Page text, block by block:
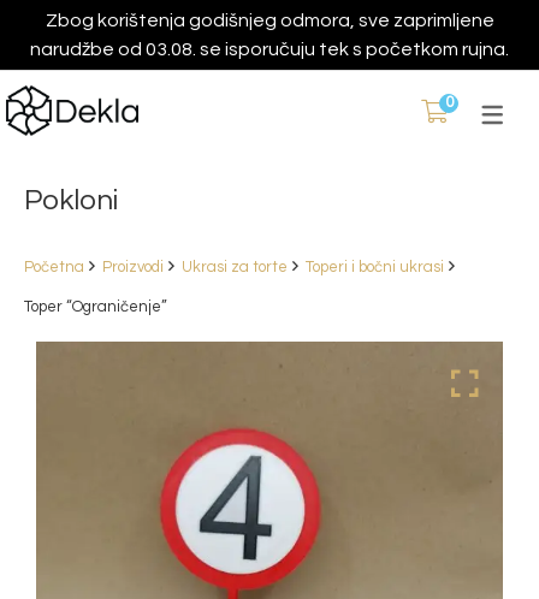
Zbog korištenja godišnjeg odmora, sve zaprimljene
narudžbe od 03.08. se isporučuju tek s početkom rujna.
0
Pokloni
Početna Proizvodi Ukrasi za torte Toperi i bočni ukrasi
Toper “Ograničenje”